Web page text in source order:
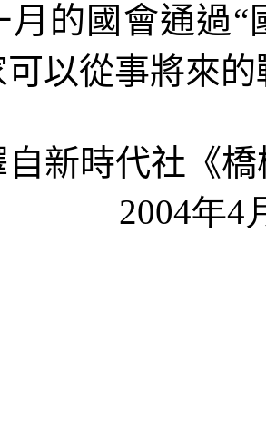
月的國會通過
可以從事將來
自新時代社《
2004年4